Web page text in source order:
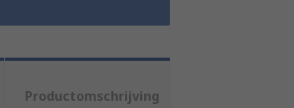
Productomschrijving